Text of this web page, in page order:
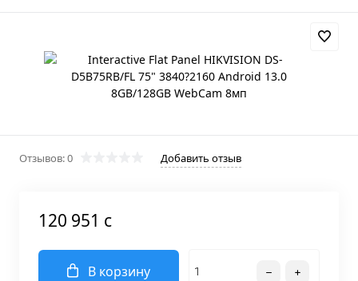
Отзывов: 0 Добавить отзыв
120 951 c
В корзину